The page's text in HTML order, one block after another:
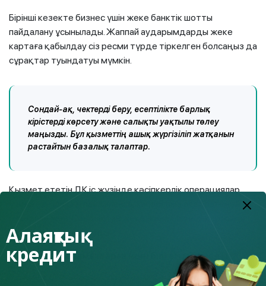
Бірінші кезекте бизнес үшін жеке банктік шотты
пайдалану ұсынылады. Жаппай аударымдарды жеке
картаға қабылдау сіз ресми түрде тіркелген болсаңыз да
сұрақтар туындатуы мүмкін.
Сондай-ақ, чектерді беру, есептілікте барлық
кірістерді көрсету және салықты уақтылы төлеу
маңызды. Бұл қызметтің ашық жүргізіліп жатқанын
растайтын базалық талаптар.
Қызмет ететін ДК іс жүзінде кәсіпкерлік операциялар
бөліп қараған маңызды.
Қарапайым азаматтарға нені білген маңызды
Алаяқтық
кредит